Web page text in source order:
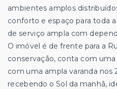
ambientes amplos
conforto e espaço para toda
de serviço ampla com
O imóvel é de frente para a
conservação, conta com
com uma ampla varanda
recebendo o Sol da manhã,